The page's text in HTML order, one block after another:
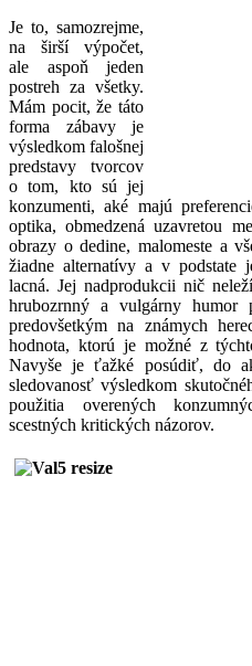
Je to, samozrejme,
na širší výpočet,
ale aspoň jeden
postreh za všetky.
Mám pocit, že táto
forma zábavy je
výsledkom falošnej
predstavy tvorcov
o tom, kto sú jej
konzumenti, aké majú
optika, obmedzená uzavretou
obrazy o dedine, malomeste a
žiadne alternatívy a v podstate
lacná. Jej nadprodukcii nič
hrubozrnný a vulgárny humor
predovšetkým na známych
hodnota, ktorú je možné z
Navyše je ťažké posúdiť, do
sledovanosť výsledkom
použitia overených
scestných kritických názorov.